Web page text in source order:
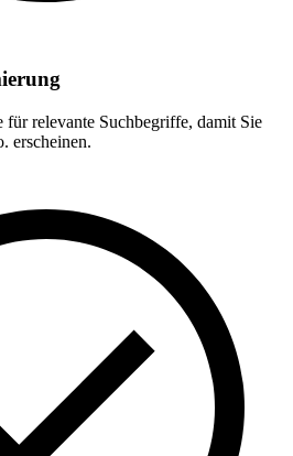
relevante Suchbegriffe, damit Sie
erscheinen.